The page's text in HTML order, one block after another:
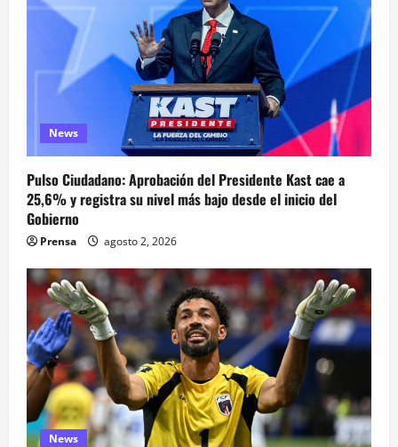
News
Pulso Ciudadano: Aprobación del Presidente Kast cae a
25,6% y registra su nivel más bajo desde el inicio del
Gobierno
Prensa agosto 2, 2026
News